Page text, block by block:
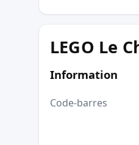
LEGO Le
Information
Code-barres